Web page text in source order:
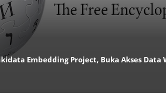
Embedding Project, Buka Akses Data